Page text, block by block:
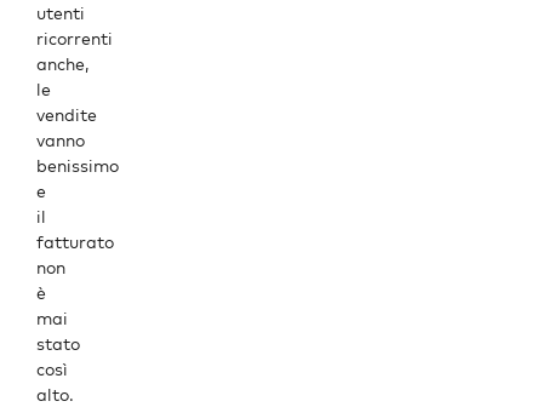
utenti
ricorrenti
anche,
le
vendite
vanno
benissimo
e
il
fatturato
non
è
mai
stato
così
alto.